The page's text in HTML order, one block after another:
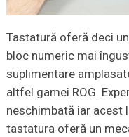
Tastatură oferă deci
bloc numeric mai
suplimentare
altfel gamei ROG.
neschimbată iar acest
tastatura oferă un